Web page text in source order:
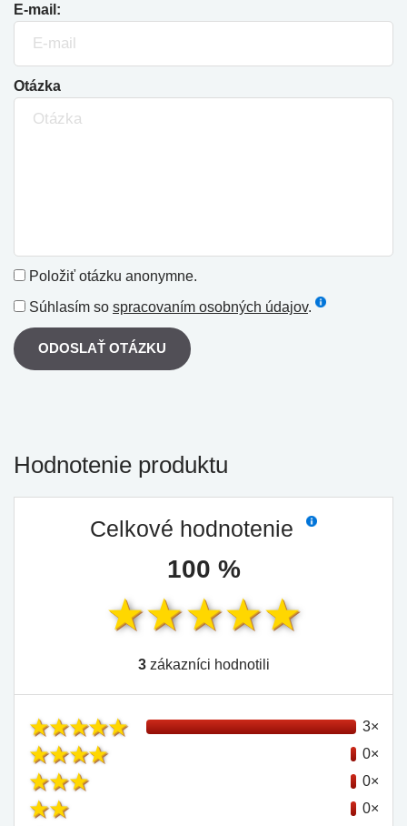
E-mail:
Otázka
Položiť otázku anonymne.
Súhlasím so spracovaním osobných údajov.
ODOSLAŤ OTÁZKU
Hodnotenie produktu
Celkové hodnotenie
100 %
3zákazníci hodnotili
3×
0×
0×
0×